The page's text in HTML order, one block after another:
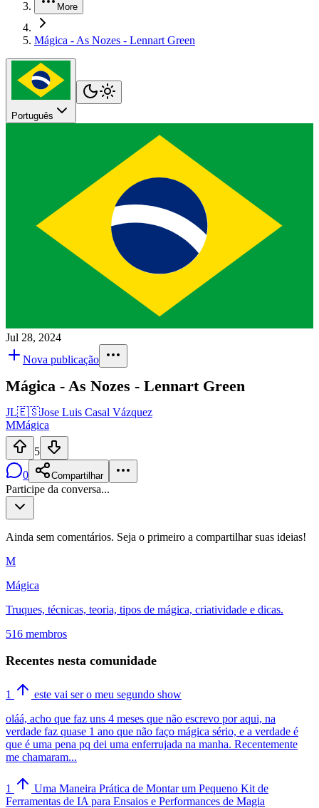
More
Mágica - As Nozes - Lennart Green
Português
Jul 28, 2024
Nova publicação
Mágica - As Nozes - Lennart Green
JL🇪🇸Jose Luis Casal Vázquez
MMágica
5
0
Compartilhar
Participe da conversa...
Ainda sem comentários. Seja o primeiro a compartilhar suas ideias!
M
Mágica
Truques, técnicas, teoria, tipos de mágica, criatividade e dicas.
516 membros
Recentes nesta comunidade
1
este vai ser o meu segundo show
oláá, acho que faz uns 4 meses que não escrevo por aqui, na
verdade faz quase 1 ano que não faço mágica sério, e a verdade é
que é uma pena pq dei uma enferrujada na manha. Recentemente
me chamaram...
1
Uma Maneira Prática de Montar um Pequeno Kit de
Ferramentas de IA para Ensaios e Performances de Magia